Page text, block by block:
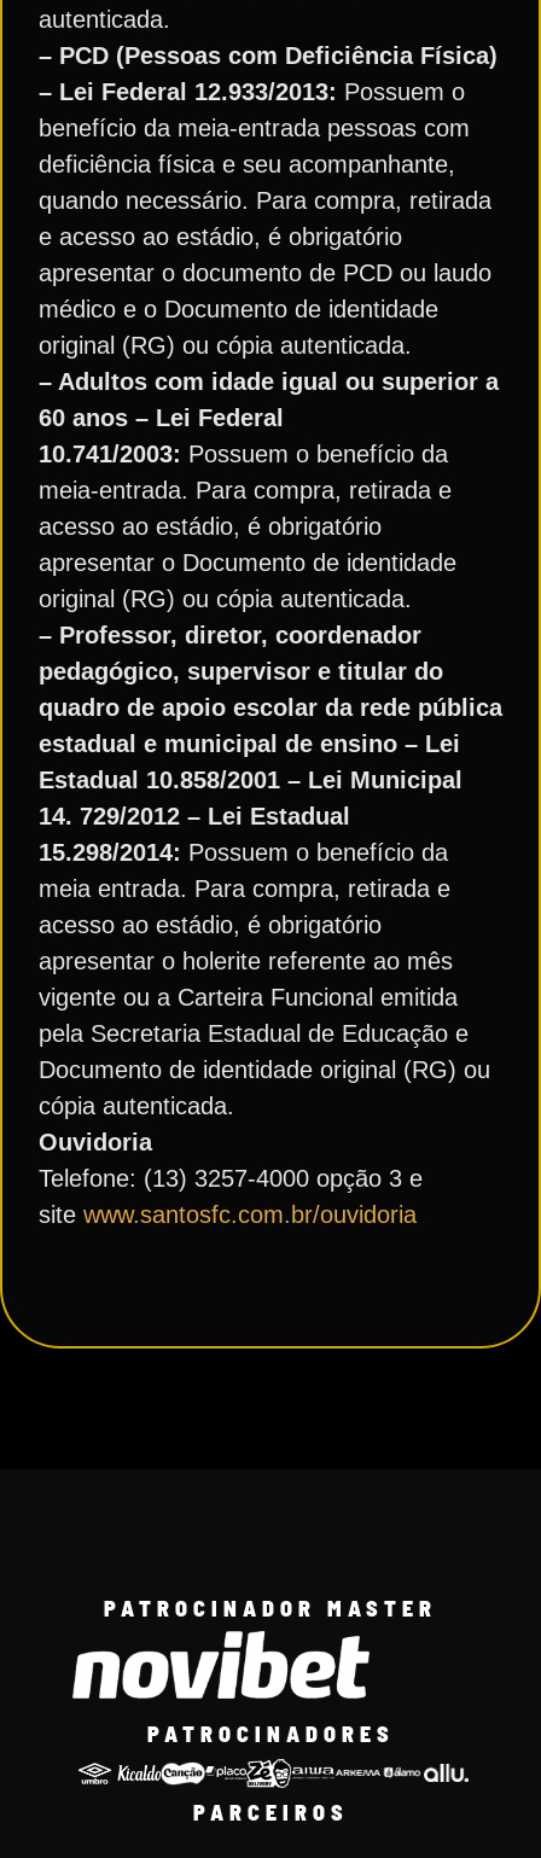
autenticada.
– PCD (Pessoas com Deficiência Física)
– Lei Federal 12.933/2013: Possuem o
benefício da meia-entrada pessoas com
deficiência física e seu acompanhante,
quando necessário. Para compra, retirada
e acesso ao estádio, é obrigatório
apresentar o documento de PCD ou laudo
médico e o Documento de identidade
original (RG) ou cópia autenticada.
– Adultos com idade igual ou superior a
60 anos – Lei Federal
10.741/2003: Possuem o benefício da
meia-entrada. Para compra, retirada e
acesso ao estádio, é obrigatório
apresentar o Documento de identidade
original (RG) ou cópia autenticada.
– Professor, diretor, coordenador
pedagógico, supervisor e titular do
quadro de apoio escolar da rede pública
estadual e municipal de ensino – Lei
Estadual 10.858/2001 – Lei Municipal
14. 729/2012 – Lei Estadual
15.298/2014: Possuem o benefício da
meia entrada. Para compra, retirada e
acesso ao estádio, é obrigatório
apresentar o holerite referente ao mês
vigente ou a Carteira Funcional emitida
pela Secretaria Estadual de Educação e
Documento de identidade original (RG) ou
cópia autenticada.
Ouvidoria
Telefone: (13) 3257-4000 opção 3 e
site www.santosfc.com.br/ouvidoria
PATROCINADOR MASTER
PATROCINADORES
PARCEIROS